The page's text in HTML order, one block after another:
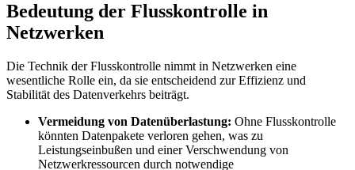
Bedeutung der Flusskontrolle in
Netzwerken
Die Technik der Flusskontrolle nimmt in Netzwerken eine
wesentliche Rolle ein, da sie entscheidend zur Effizienz und
Stabilität des Datenverkehrs beiträgt.
Vermeidung von Datenüberlastung: Ohne Flusskontrolle
könnten Datenpakete verloren gehen, was zu
Leistungseinbußen und einer Verschwendung von
Netzwerkressourcen durch notwendige